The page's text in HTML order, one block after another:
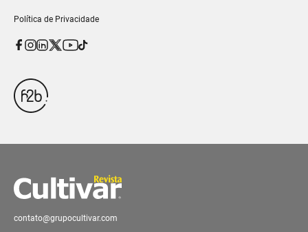
Política de Privacidade
contato@grupocultivar.com